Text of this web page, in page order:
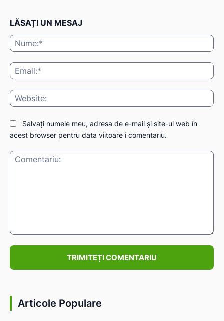
LĂSAȚI UN MESAJ
Salvați numele meu, adresa de e-mail și site-ul web în
acest browser pentru data viitoare i comentariu.
Articole Populare